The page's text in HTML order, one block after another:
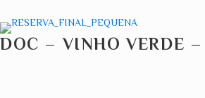
DOC – VINHO VERDE –